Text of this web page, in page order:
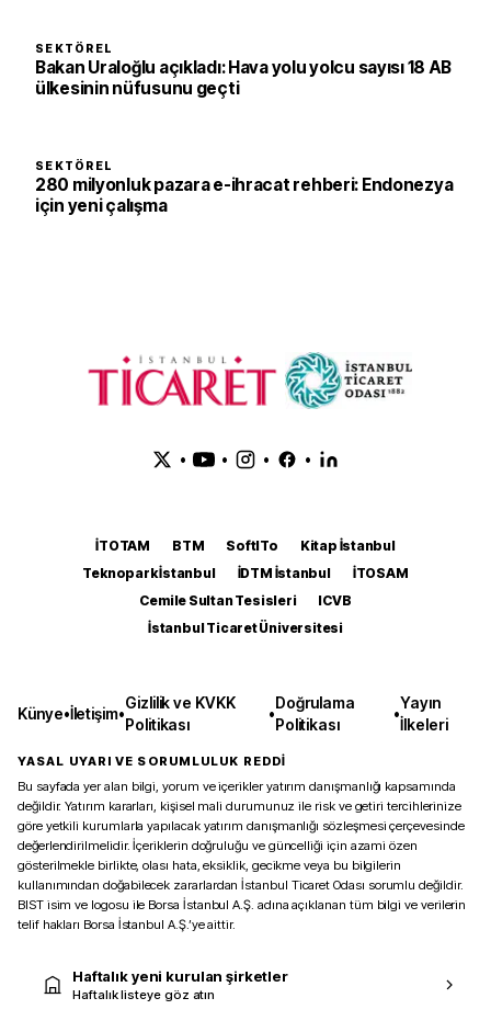
SEKTÖREL
Bakan Uraloğlu açıkladı: Hava yolu yolcu sayısı 18 AB
ülkesinin nüfusunu geçti
SEKTÖREL
280 milyonluk pazara e-ihracat rehberi: Endonezya
için yeni çalışma
• • • •
İTOTAM BTM SoftITo
Kitap İstanbul
Teknopark İstanbul
İDTM İstanbul
İTOSAM
Cemile Sultan Tesisleri
ICVB
İstanbul Ticaret Üniversitesi
Künye•İletişim•
Gizlilik ve KVKK
Politikası
•
Doğrulama
Politikası
•
Yayın
İlkeleri
YASAL UYARI VE SORUMLULUK REDDİ
Bu sayfada yer alan bilgi, yorum ve içerikler yatırım danışmanlığı kapsamında
değildir. Yatırım kararları, kişisel mali durumunuz ile risk ve getiri tercihlerinize
göre yetkili kurumlarla yapılacak yatırım danışmanlığı sözleşmesi çerçevesinde
değerlendirilmelidir. İçeriklerin doğruluğu ve güncelliği için azami özen
gösterilmekle birlikte, olası hata, eksiklik, gecikme veya bu bilgilerin
kullanımından doğabilecek zararlardan İstanbul Ticaret Odası sorumlu değildir.
BIST isim ve logosu ile Borsa İstanbul A.Ş. adına açıklanan tüm bilgi ve verilerin
telif hakları Borsa İstanbul A.Ş.’ye aittir.
Haftalık yeni kurulan şirketler
Haftalık listeye göz atın